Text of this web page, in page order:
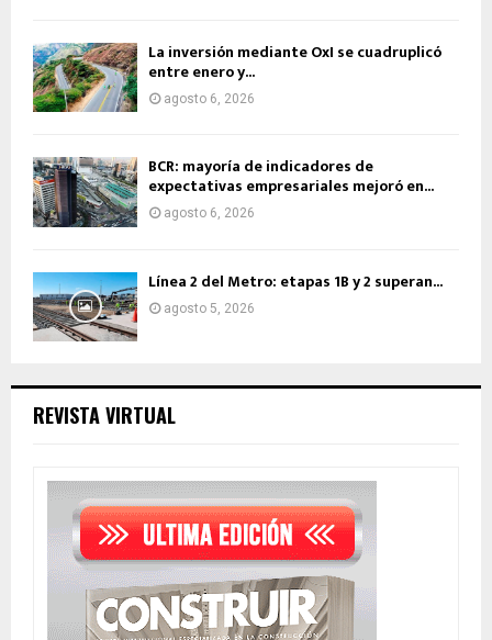
La inversión mediante OxI se cuadruplicó
entre enero y...
agosto 6, 2026
BCR: mayoría de indicadores de
expectativas empresariales mejoró en...
agosto 6, 2026
Línea 2 del Metro: etapas 1B y 2 superan...
agosto 5, 2026
REVISTA VIRTUAL